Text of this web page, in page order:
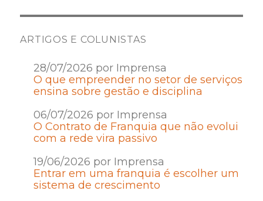
ARTIGOS E COLUNISTAS
28/07/2026 por Imprensa
O que empreender no setor de serviços
ensina sobre gestão e disciplina
06/07/2026 por Imprensa
O Contrato de Franquia que não evolui
com a rede vira passivo
19/06/2026 por Imprensa
Entrar em uma franquia é escolher um
sistema de crescimento